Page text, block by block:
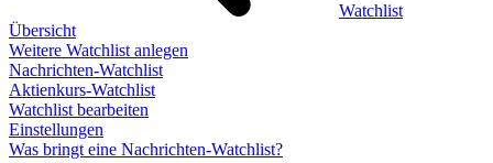
Watchlist
Übersicht
Weitere Watchlist anlegen
Nachrichten-Watchlist
Aktienkurs-Watchlist
Watchlist bearbeiten
Einstellungen
Was bringt eine Nachrichten-Watchlist?